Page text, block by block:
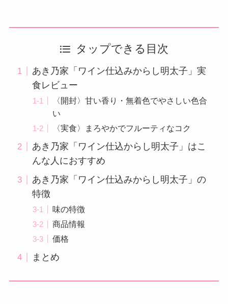
タップできる目次
あき乃家「ワイン仕込みからし明太子」実
食レビュー
〈開封〉甘い香り・無着色でやさしい色合
い
〈実食〉まろやかでフルーティなコク
あき乃家「ワイン仕込からし明太子」はこ
んな人におすすめ
あき乃家「ワイン仕込みからし明太子」の
特徴
味の特徴
商品情報
価格
まとめ